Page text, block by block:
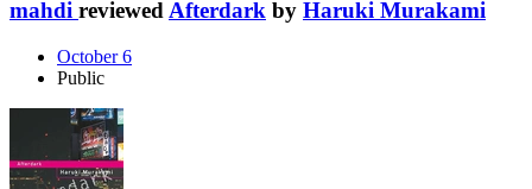
mahdi reviewedAfterdark by Haruki Murakami
October 6
Public